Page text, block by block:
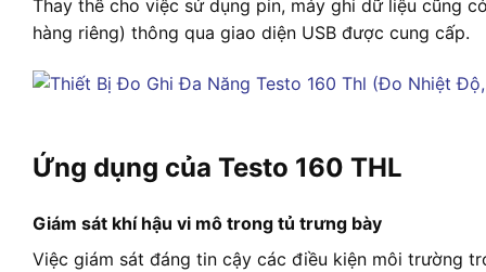
Thay thế cho việc sử dụng pin, máy ghi dữ liệu cũng
hàng riêng) thông qua giao diện USB được cung cấp.
Ứng dụng của Testo 160 THL
Giám sát khí hậu vi mô trong tủ trưng bày
Việc giám sát đáng tin cậy các điều kiện môi trường